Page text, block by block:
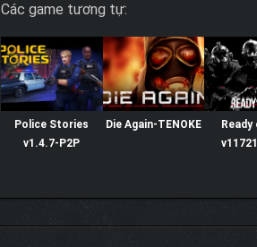
Các game tương tự:
Police Stories
v1.4.7-P2P
Die Again-TENOKE